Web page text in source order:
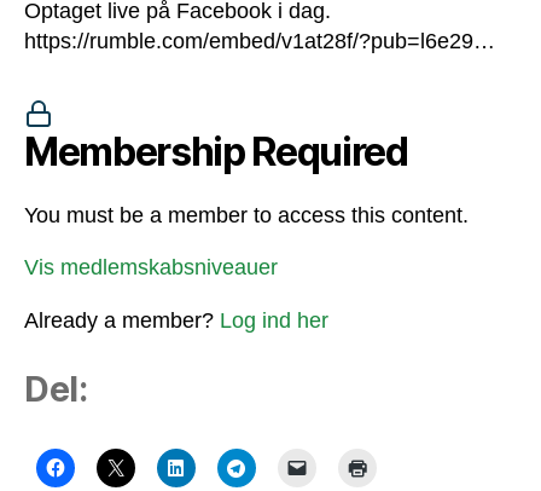
Optaget live på Facebook i dag.
https://rumble.com/embed/v1at28f/?pub=l6e29…
Membership Required
You must be a member to access this content.
Vis medlemskabsniveauer
Already a member? Log ind her
Del: